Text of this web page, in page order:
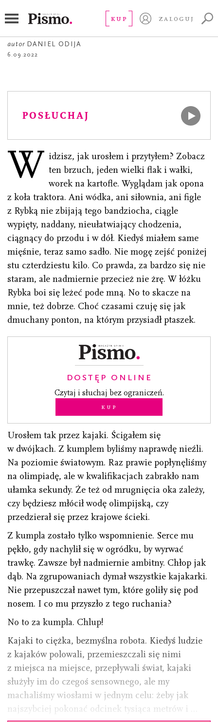
KUP ZALOGUJ
Wiosłami po trawie
autor DANIEL ODIJA
6.09.2022
POSŁUCHAJ
W idzisz, jak urosłem i przytyłem? Zobacz
ten brzuch, jeden wielki flak i wałki,
worek na kartofle. Wyglądam jak opona
z koła traktora. Ani wódka, ani siłownia, ani figle
z Rybką nie zbijają tego bandziocha, ciągle
wypięty, naddany, nieułatwiający chodzenia,
ciągnący do przodu i w dół. Kiedyś miałem same
mięśnie, teraz samo sadło. Nie mogę zejść poniżej
stu czterdziestu kilo. Co prawda, za bardzo się nie
staram, ale nadmiernie przecież nie żrę. W łóżku
Rybka boi się leżeć pode mną. No to skacze na
mnie, też dobrze. Choć czasami czuję się jak
dmuchany ponton, na którym przysiadł ptaszek.
DOSTĘP ONLINE
Czytaj i słuchaj bez ograniczeń.
Kup
Urosłem tak przez kajaki. Ścigałem się
w dwójkach. Z kumplem byliśmy naprawdę nieźli.
Na poziomie światowym. Raz prawie popłynęliśmy
na olimpiadę, ale w kwalifikacjach zabrakło nam
ułamka sekundy. Że też od mrugnięcia oka zależy,
czy będziesz młócił wodę olimpijską, czy
przedzierał się przez krajowe ścieki.
Z kumpla zostało tylko wspomnienie. Serce mu
pękło, gdy nachylił się w ogródku, by wyrwać
trawkę. Zawsze był nadmiernie ambitny. Chłop jak
dąb. Na zgrupowaniach dymał wszystkie kajakarki.
Nie przepuszczał nawet tym, które goliły się pod
nosem. I co mu przyszło z tego ruchania?
No to za kumpla. Chlup!
Kajaki to ciężka, bezmyślna robota. Kiedyś ludzie
z kajaków polowali, przemieszczali się nimi
z miejsca na miejsce, przepływali świat, kajaki
służyły im do czegoś sensownego, ale my
machaliśmy wiosłami w jednym celu: żeby jak
najszybciej pokonać odcinek tysiąca metrów i …